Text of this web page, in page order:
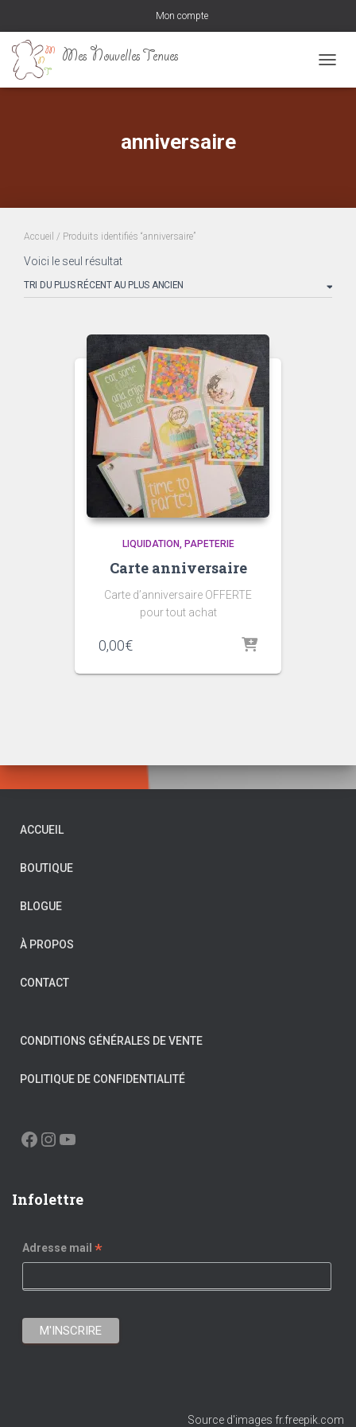
Mon compte
anniversaire
Accueil / Produits identifiés “anniversaire”
Voici le seul résultat
LIQUIDATION PAPETERIE
Carte anniversaire
Carte d’anniversaire OFFERTE
pour tout achat
0,00€
ACCUEIL
BOUTIQUE
BLOGUE
À PROPOS
CONTACT
CONDITIONS GÉNÉRALES DE VENTE
POLITIQUE DE CONFIDENTIALITÉ
FACEBOOK INSTAGRAM
Infolettre
Adresse mail *
Source d'images fr.freepik.com